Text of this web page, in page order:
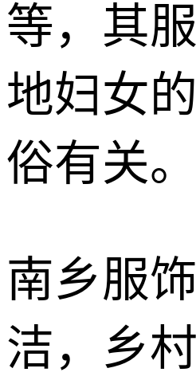
等，其
地妇女
俗有关。
南乡服
洁，乡